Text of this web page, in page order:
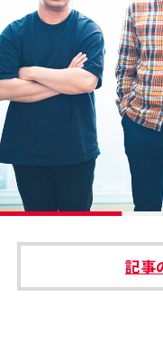
#エン
#サステナブルな
運営会社
本サイトご利用
記事